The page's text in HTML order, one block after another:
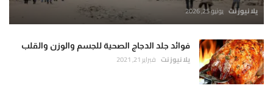
يلا نيوز نت يونيو 25, 2026
فوائد جلد الدجاج الصحية للجسم والوزن والقلب
يلا نيوز نت فبراير 21, 2021